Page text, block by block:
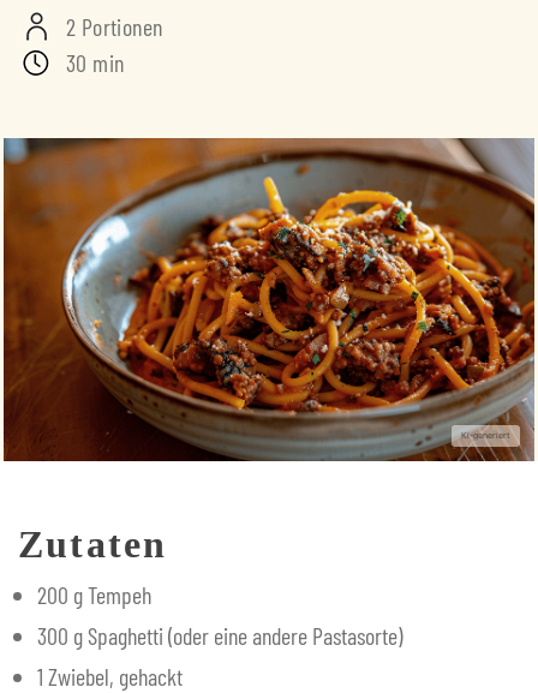
2 Portionen
30 min
Zutaten
200 g Tempeh
300 g Spaghetti (oder eine andere Pastasorte)
1 Zwiebel, gehackt